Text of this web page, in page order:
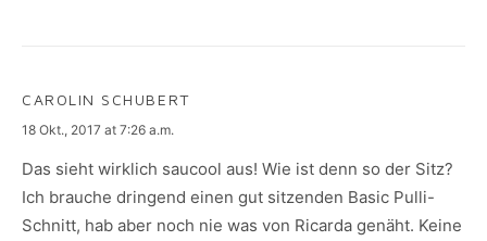
CAROLIN SCHUBERT
says:
18 Okt., 2017 at 7:26 a.m.
Das sieht wirklich saucool aus! Wie ist denn so der Sitz?
Ich brauche dringend einen gut sitzenden Basic Pulli-
Schnitt, hab aber noch nie was von Ricarda genäht. Keine